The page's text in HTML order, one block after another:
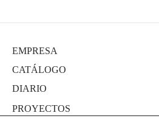
EMPRESA
CATÁLOGO
DIARIO
PROYECTOS